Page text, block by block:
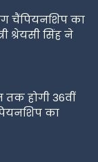
चैंपियनशिप का
श्रेयसी सिंह ने
तक होगी 36वीं
का